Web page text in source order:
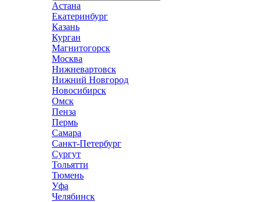
Астана
Екатеринбург
Казань
Курган
Магнитогорск
Москва
Нижневартовск
Нижний Новгород
Новосибирск
Омск
Пенза
Пермь
Самара
Санкт-Петербург
Сургут
Тольятти
Тюмень
Уфа
Челябинск